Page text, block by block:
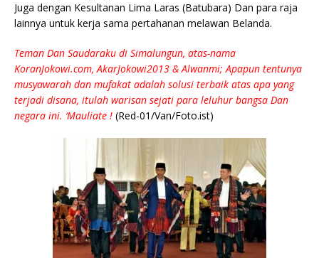
Juga dengan Kesultanan Lima Laras (Batubara) Dan para raja
lainnya untuk kerja sama pertahanan melawan Belanda.
Teman Dan Saudaraku di Simalungun, atas-nama
KoranJokowi.com, AkarJokowi2013 & Alwanmi; Apapun tentunya
musyawarah dan mufakat adalah solusi terbaik atas apa yang
terjadi disana, itulah warisan sejati para leluhur bangsa Dan
negara ini. ‘Mauliate ! (Red-01/Van/Foto.ist)